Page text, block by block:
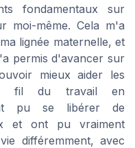
fondamentaux sur
moi-même. Cela m'a
lignée maternelle, et
permis d'avancer sur
mieux aider les
fil du travail en
pu se libérer de
et ont pu vraiment
différemment, avec